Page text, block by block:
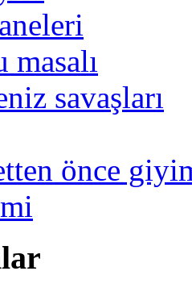
masalı
savaşları
önce